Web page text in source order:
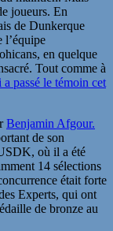
joueurs. En
de Dunkerque
l’équipe
en quelque
Tout comme à
a passé le témoin cet
Benjamin Afgour.
de son
où il a été
14 sélections
était forte
Experts, qui ont
de bronze au